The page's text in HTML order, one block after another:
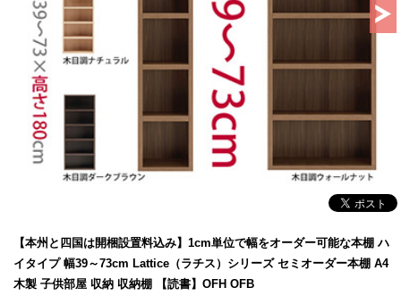
【本州と四国は開梱設置料込み】1cm単位で幅をオーダー可能な本棚 ハ
イタイプ 幅39～73cm Lattice（ラチス）シリーズ セミオーダー本棚 A4
木製 子供部屋 収納 収納棚 【読書】OFH OFB